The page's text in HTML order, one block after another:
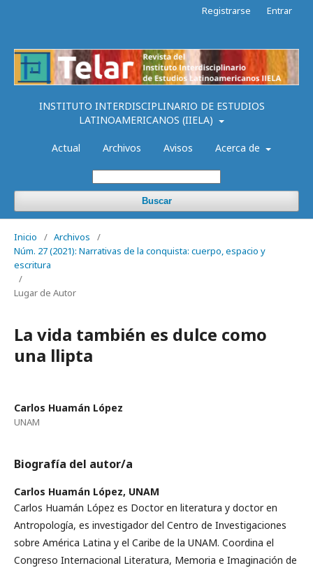
INSTITUTO INTERDISCIPLINARIO DE ESTUDIOS
LATINOAMERICANOS (IIELA)
Actual Archivos Avisos Acerca de
Buscar
Registrarse Entrar
Inicio / Archivos
/
Núm. 27 (2021): Narrativas de la conquista: cuerpo, espacio y
escritura
/
Lugar de Autor
La vida también es dulce como
una llipta
Carlos Huamán López
UNAM
Biografía del autor/a
Carlos Huamán López, UNAM
Carlos Huamán López es Doctor en literatura y doctor en
Antropología, es investigador del Centro de Investigaciones
sobre América Latina y el Caribe de la UNAM. Coordina el
Congreso Internacional Literatura, Memoria e Imaginación de